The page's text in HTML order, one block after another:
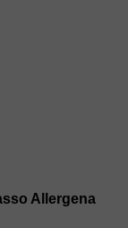
Allergena